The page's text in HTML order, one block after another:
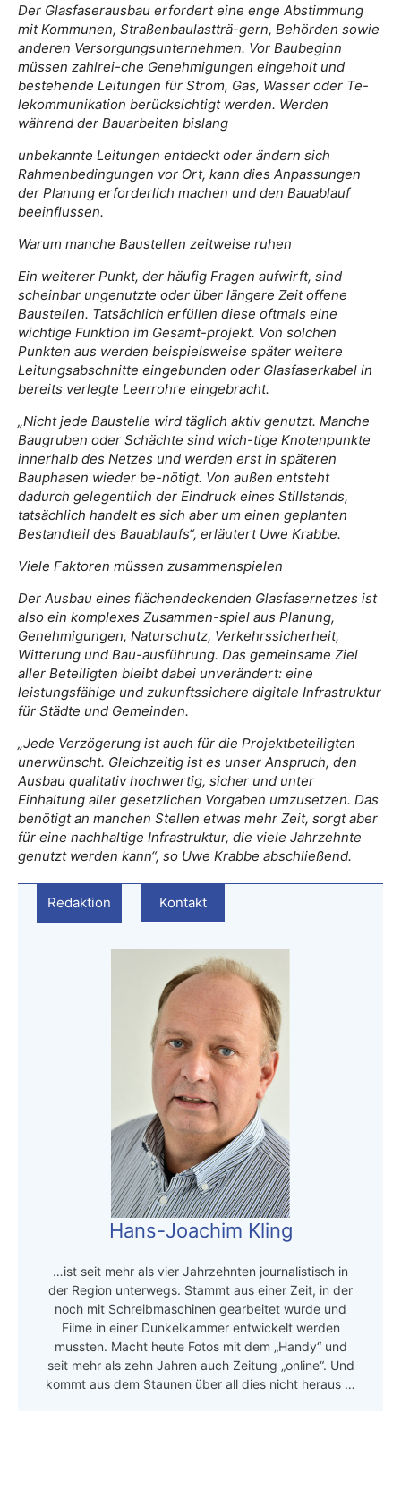
Der Glasfaserausbau erfordert eine enge Abstimmung
mit Kommunen, Straßenbaulastträ-gern, Behörden sowie
anderen Versorgungsunternehmen. Vor Baubeginn
müssen zahlrei-che Genehmigungen eingeholt und
bestehende Leitungen für Strom, Gas, Wasser oder Te-
lekommunikation berücksichtigt werden. Werden
während der Bauarbeiten bislang
unbekannte Leitungen entdeckt oder ändern sich
Rahmenbedingungen vor Ort, kann dies Anpassungen
der Planung erforderlich machen und den Bauablauf
beeinflussen.
Warum manche Baustellen zeitweise ruhen
Ein weiterer Punkt, der häufig Fragen aufwirft, sind
scheinbar ungenutzte oder über längere Zeit offene
Baustellen. Tatsächlich erfüllen diese oftmals eine
wichtige Funktion im Gesamt-projekt. Von solchen
Punkten aus werden beispielsweise später weitere
Leitungsabschnitte eingebunden oder Glasfaserkabel in
bereits verlegte Leerrohre eingebracht.
„Nicht jede Baustelle wird täglich aktiv genutzt. Manche
Baugruben oder Schächte sind wich-tige Knotenpunkte
innerhalb des Netzes und werden erst in späteren
Bauphasen wieder be-nötigt. Von außen entsteht
dadurch gelegentlich der Eindruck eines Stillstands,
tatsächlich handelt es sich aber um einen geplanten
Bestandteil des Bauablaufs“, erläutert Uwe Krabbe.
Viele Faktoren müssen zusammenspielen
Der Ausbau eines flächendeckenden Glasfasernetzes ist
also ein komplexes Zusammen-spiel aus Planung,
Genehmigungen, Naturschutz, Verkehrssicherheit,
Witterung und Bau-ausführung. Das gemeinsame Ziel
aller Beteiligten bleibt dabei unverändert: eine
leistungsfähige und zukunftssichere digitale Infrastruktur
für Städte und Gemeinden.
„Jede Verzögerung ist auch für die Projektbeteiligten
unerwünscht. Gleichzeitig ist es unser Anspruch, den
Ausbau qualitativ hochwertig, sicher und unter
Einhaltung aller gesetzlichen Vorgaben umzusetzen. Das
benötigt an manchen Stellen etwas mehr Zeit, sorgt aber
für eine nachhaltige Infrastruktur, die viele Jahrzehnte
genutzt werden kann“, so Uwe Krabbe abschließend.
Redaktion Kontakt
Hans-Joachim Kling
…ist seit mehr als vier Jahrzehnten journalistisch in
der Region unterwegs. Stammt aus einer Zeit, in der
noch mit Schreibmaschinen gearbeitet wurde und
Filme in einer Dunkelkammer entwickelt werden
mussten. Macht heute Fotos mit dem „Handy“ und
seit mehr als zehn Jahren auch Zeitung „online“. Und
kommt aus dem Staunen über all dies nicht heraus …